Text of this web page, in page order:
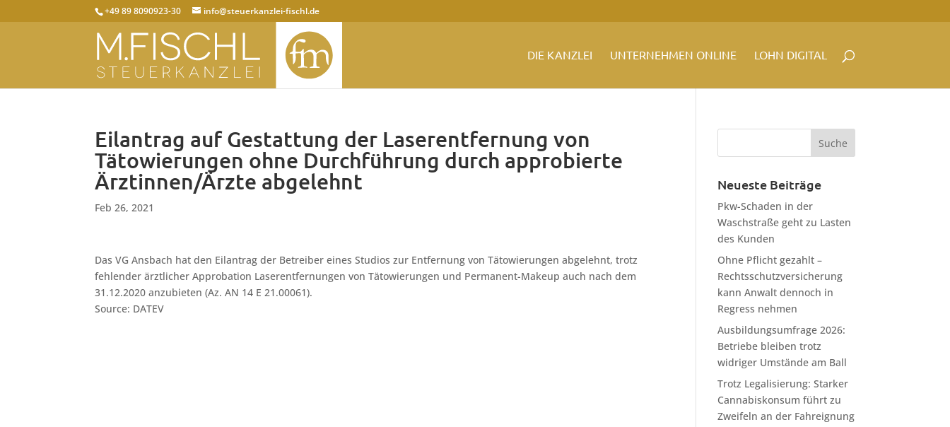
+49 89 8090923-30 info@steuerkanzlei-fischl.de
DIE KANZLEI UNTERNEHMEN ONLINE LOHN DIGITAL
Eilantrag auf Gestattung der Laserentfernung von
Tätowierungen ohne Durchführung durch approbierte
Ärztinnen/Ärzte abgelehnt
Feb 26, 2021
Das VG Ansbach hat den Eilantrag der Betreiber eines Studios zur Entfernung von Tätowierungen abgelehnt, trotz
fehlender ärztlicher Approbation Laserentfernungen von Tätowierungen und Permanent-Makeup auch nach dem
31.12.2020 anzubieten (Az. AN 14 E 21.00061).
Source: DATEV
Neueste Beiträge
Pkw-Schaden in der
Waschstraße geht zu Lasten
des Kunden
Ohne Pflicht gezahlt –
Rechtsschutzversicherung
kann Anwalt dennoch in
Regress nehmen
Ausbildungsumfrage 2026:
Betriebe bleiben trotz
widriger Umstände am Ball
Trotz Legalisierung: Starker
Cannabiskonsum führt zu
Zweifeln an der Fahreignung